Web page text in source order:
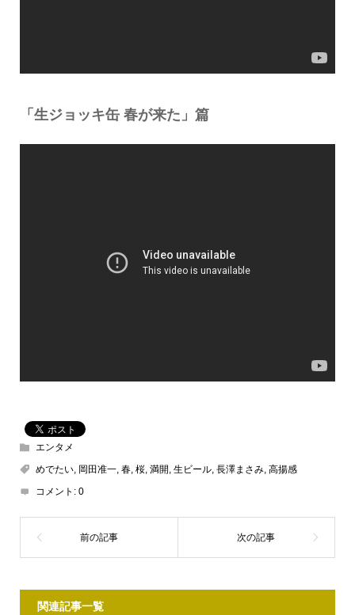
「生ジョッキ缶 春が来た」篇
エンタメ
めでたい, 岡田准一, 春, 桜, 満開, 生ビール, 長澤まさみ, 高揚感
コメント: 0
関連記事一覧